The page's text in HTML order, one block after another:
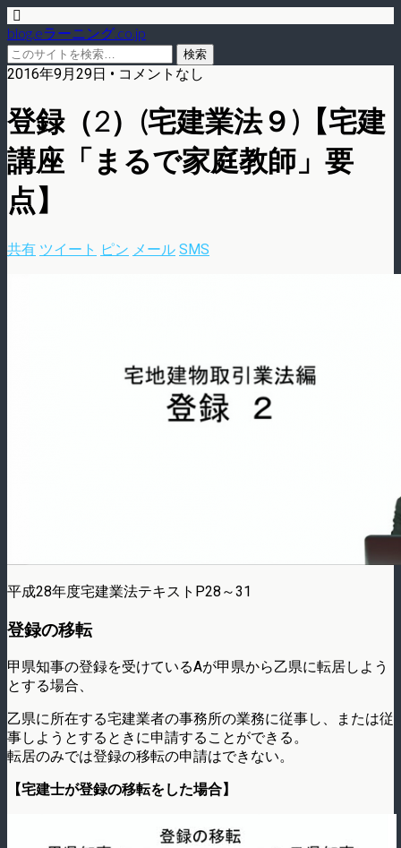
blog.eラーニング.co.jp
2016年9月29日 • コメントなし
登録（2）(宅建業法９)【宅建
講座「まるで家庭教師」要
点】
共有 ツイート ピン メール SMS
平成28年度宅建業法テキストP28～31
登録の移転
甲県知事の登録を受けているAが甲県から乙県に転居しよう
とする場合、
乙県に所在する宅建業者の事務所の業務に従事し、または従
事しようとするときに申請することができる。
転居のみでは登録の移転の申請はできない。
【宅建士が登録の移転をした場合】